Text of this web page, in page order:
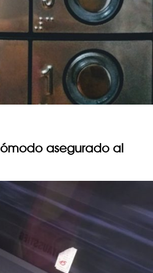
asegurado al